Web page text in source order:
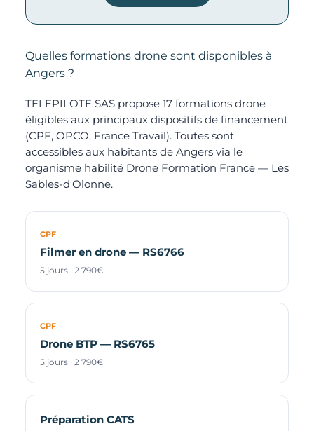
Quelles formations drone sont disponibles à
Angers ?
TELEPILOTE SAS propose 17 formations drone
éligibles aux principaux dispositifs de financement
(CPF, OPCO, France Travail). Toutes sont
accessibles aux habitants de Angers via le
organisme habilité Drone Formation France — Les
Sables-d'Olonne.
CPF
Filmer en drone — RS6766
5 jours · 2 790€
CPF
Drone BTP — RS6765
5 jours · 2 790€
Préparation CATS